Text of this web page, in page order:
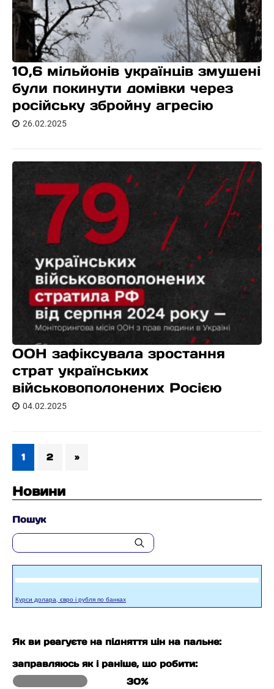
10,6 мільйонів українців змушені
були покинути домівки через
російську збройну агресію
26.02.2025
ООН зафіксувала зростання
страт українських
військовополонених Росією
04.02.2025
1 2 »
Новини
Пошук
Курси долара, євро і рубля по банках
Як ви реагуєте на підняття цін на пальне:
заправляюсь як і раніше, що робити:
30%